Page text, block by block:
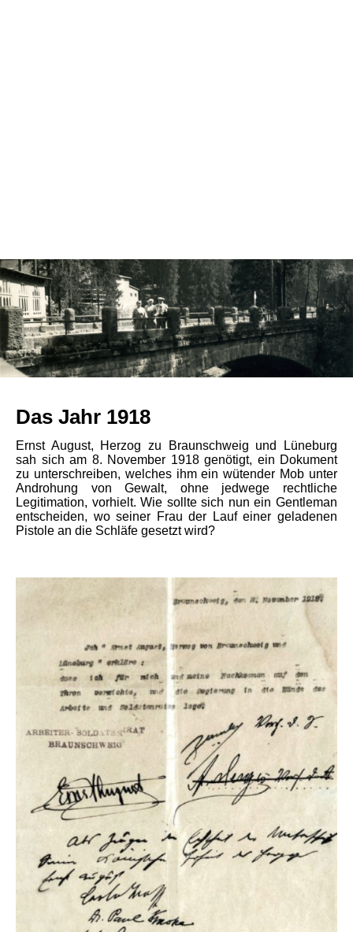
Das Jahr 1918
Ernst August, Herzog zu Braunschweig und Lüneburg
sah sich am 8. November 1918 genötigt, ein Dokument
zu unterschreiben, welches ihm ein wütender Mob unter
Androhung von Gewalt, ohne jedwege rechtliche
Legitimation, vorhielt. Wie sollte sich nun ein Gentleman
entscheiden, wo seiner Frau der Lauf einer geladenen
Pistole an die Schläfe gesetzt wird?